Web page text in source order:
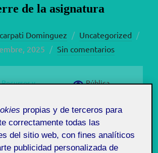
de la asignatura
Dominguez Uncategorized
2025 Sin comentarios
y
1
Pública
estos 4 retos en esta materia he
propias y de terceros para
correctamente todas las
del sitio web, con fines analíticos
publicidad personalizada de